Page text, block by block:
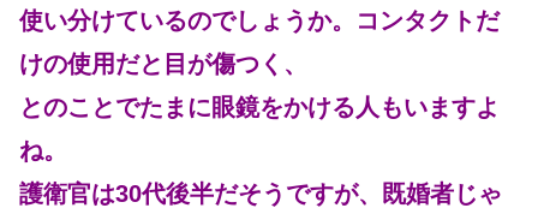
使い分けているのでしょうか。コンタクトだ
けの使用だと目が傷つく、
とのことでたまに眼鏡をかける人もいますよ
ね。
護衛官は30代後半だそうですが、既婚者じゃ